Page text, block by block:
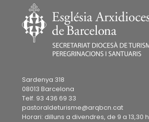
Sardenya 318
08013 Barcelona
Telf. 93 436 69 33
pastoraldeturisme@arqbcn.cat
Horari: dilluns a divendres, de 9 a 13,30 h